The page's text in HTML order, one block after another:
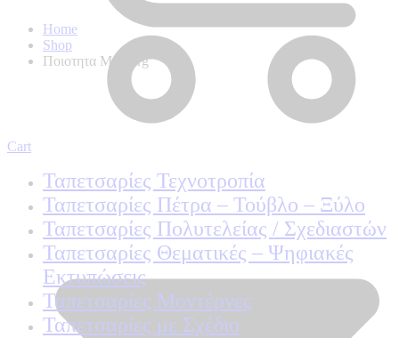
Home
Shop
Ποιοτητα Marburg
Cart
Ταπετσαρίες Τεχνοτροπία
Ταπετσαρίες Πέτρα – Τούβλο – Ξύλο
Ταπετσαρίες Πολυτελείας / Σχεδιαστών
Ταπετσαρίες Θεματικές – Ψηφιακές
Εκτυπώσεις
Ταπετσαρίες Μοντέρνες
Ταπετσαρίες με Σχέδιο